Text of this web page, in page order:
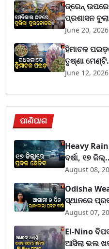
ଡ୍ରେନ୍ ଉପରେ
ପ୍ରଶାସନ
June 20, 2026
ହିମାଚଳ
ତୃଷ୍ଣା
June 12, 2026
ପାଣିପାଗ
Heavy
ବର୍ଷା, ୧୭
August 08,
Odisha
ସ୍ଥାନରେ
August 07,
El-Nino
ଆସିଲା ଭଲ